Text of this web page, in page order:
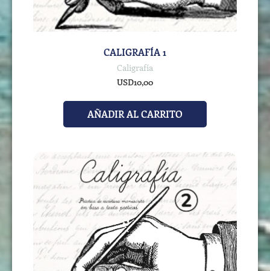
CALIGRAFÍA 1
Caligrafía
USD10,00
AÑADIR AL CARRITO